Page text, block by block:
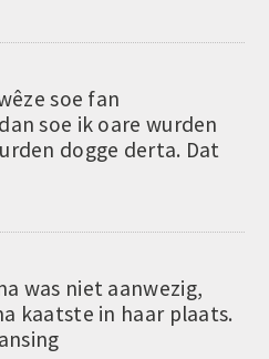
soe fan
soe ik oare wurden
dogge derta. Dat
was niet aanwezig,
kaatste in haar plaats.